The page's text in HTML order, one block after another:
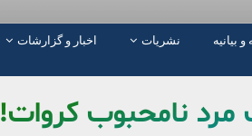
و بیانیه نشریات اخبار و گزارشات
نامحبوب کروات!